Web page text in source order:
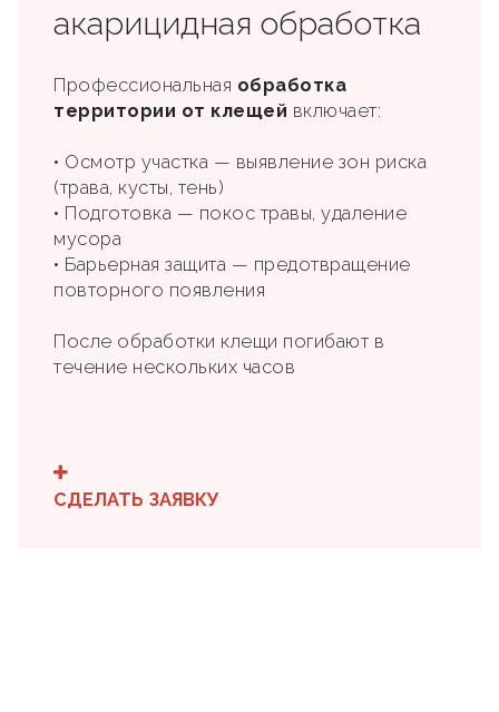
акарицидная обработка
Профессиональная обработка
территории от клещей включает:
• Осмотр участка — выявление зон риска
(трава, кусты, тень)
• Подготовка — покос травы, удаление
мусора
• Барьерная защита — предотвращение
повторного появления
После обработки клещи погибают в
течение нескольких часов
СДЕЛАТЬ ЗАЯВКУ